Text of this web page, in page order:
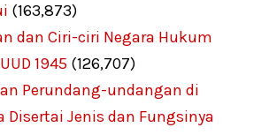
(163,873)
dan Ciri-ciri Negara Hukum
1945 (126,707)
Perundang-undangan di
Disertai Jenis dan Fungsinya